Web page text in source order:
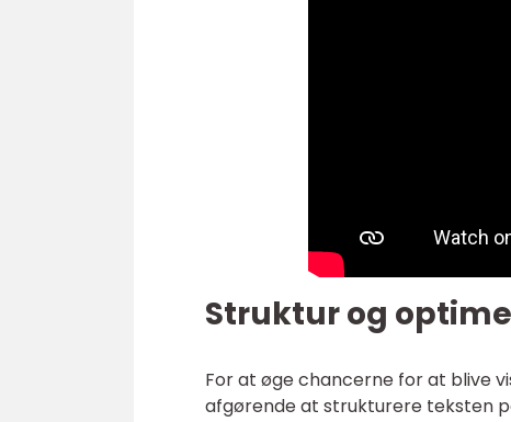
Struktur og
For at øge chancerne for at blive
afgørende at strukturere teksten